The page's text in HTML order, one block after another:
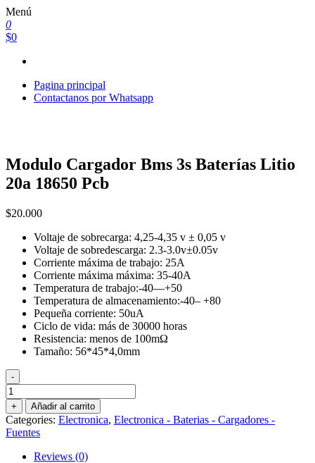
Saltar
al
contenido
Menú
0
$0
Pagina principal
Contactanos por Whatsapp
Modulo Cargador Bms 3s Baterías Litio
20a 18650 Pcb
$20.000
Voltaje de sobrecarga: 4,25-4,35 v ± 0,05 v
Voltaje de sobredescarga: 2.3-3.0v±0.05v
Corriente máxima de trabajo: 25A
Corriente máxima máxima: 35-40A
Temperatura de trabajo:-40—+50
Temperatura de almacenamiento:-40– +80
Pequeña corriente: 50uA
Ciclo de vida: más de 30000 horas
Resistencia: menos de 100mΩ
Tamaño: 56*45*4,0mm
-
Modulo
Cargador
Bms
3s
Baterías
Litio
+ Añadir al carrito
Categories: Electronica, Electronica - Baterias - Cargadores -
Fuentes
Reviews (0)